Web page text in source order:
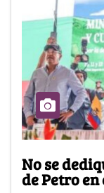
No se
de Petro en